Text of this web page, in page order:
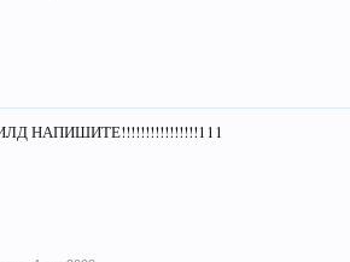
НАПИШИТЕ!!!!!!!!!!!!!!!!111